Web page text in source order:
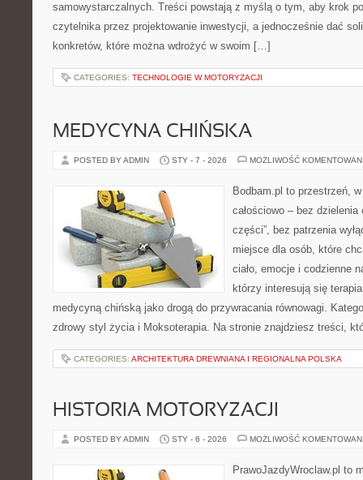
samowystarczalnych. Treści powstają z myślą o tym, aby krok
czytelnika przez projektowanie inwestycji, a jednocześnie dać
konkretów, które można wdrożyć w swoim […]
CATEGORIES: TECHNOLOGIE W MOTORYZACJI
MEDYCYNA CHIŃSKA
POSTED BY ADMIN STY - 7 - 2026 MOŻLIWOŚĆ
Bodbam.pl to przestrzeń,
całościowo – bez dzielenia
części”, bez patrzenia
miejsce dla osób, które
ciało, emocje i codzienne
którzy interesują się
medycyną chińską jako drogą do przywracania równowagi.
zdrowy styl życia i Moksoterapia. Na stronie znajdziesz treści,
CATEGORIES: ARCHITEKTURA DREWNIANA I REGIONALNA POLSKA
HISTORIA MOTORYZACJI
POSTED BY ADMIN STY - 6 - 2026 MOŻLIWOŚĆ
PrawoJazdyWroclaw.pl to